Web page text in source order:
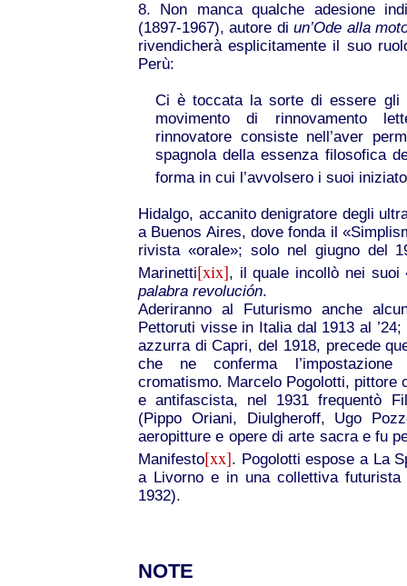
8. Non manca qualche adesione
(1897-1967), autore diun’Ode alla
rivendicherà esplicitamente il suo
Perù:
Ci è toccata la sorte di essere gli
movimento di rinnovamento
rinnovatore consiste nell’aver
spagnola della essenza filosofica
forma in cui l’avvolsero i suoi
Hidalgo, accanito denigratore degli
a Buenos Aires, dove fonda il
rivista «orale»; solo nel giugno del
Marinetti[xix], il quale incollò nei
palabra revolución.
Aderiranno al Futurismo anche
Pettoruti visse in Italia dal 1913 al
azzurra di Capri, del 1918, precede
che ne conferma l’impostazione
cromatismo. Marcelo Pogolotti, pittore
e antifascista, nel 1931 frequentò
(Pippo Oriani, Diulgheroff, Ugo
aeropitture e opere di arte sacra e fu
Manifesto[xx]. Pogolotti espose a La
a Livorno e in una collettiva futurista
1932).
NOTE